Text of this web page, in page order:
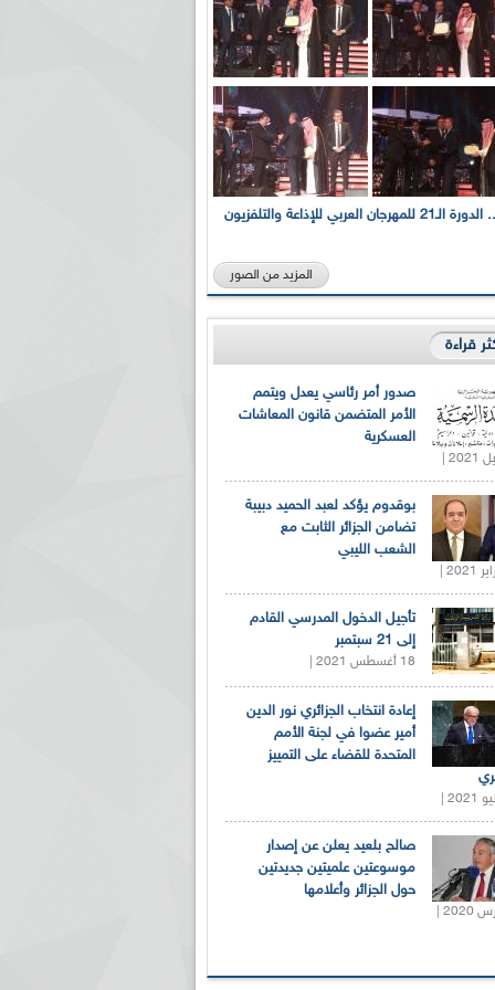
بالصور... الدورة الـ21 للمهرجان العربي للإذاعة والتلفزيون
المزيد من الصور
قراءة
صدور أمر رئاسي يعدل ويتمم
الأمر المتضمن قانون المعاشات
العسكرية
بوقدوم يؤكد لعبد الحميد دبيبة
تضامن الجزائر الثابت مع
الشعب الليبي
تأجيل الدخول المدرسي القادم
إلى 21 سبتمبر
18 أغسطس 2021 |
إعادة انتخاب الجزائري نور الدين
أمير عضوا في لجنة الأمم
المتحدة للقضاء على التمييز
صالح بلعيد يعلن عن إصدار
موسوعتين علميتين جديدتين
حول الجزائر وأعلامها